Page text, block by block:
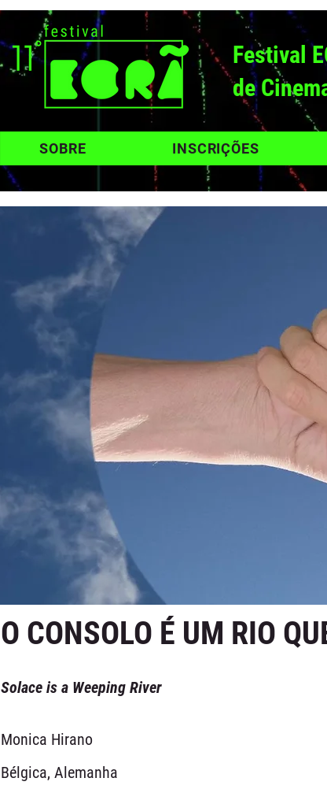
Festival
de
SOBRE INSCRIÇÕES
O CONSOLO É UM RIO
Solace is a Weeping River
Monica Hirano
Bélgica, Alemanha